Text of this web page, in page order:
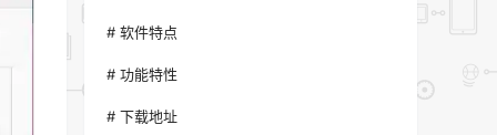
# 软件特点
# 功能特性
# 下载地址